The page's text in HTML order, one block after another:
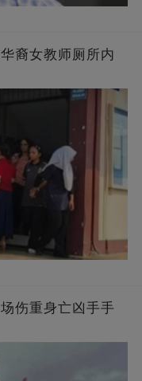
裔女教师厕所内
伤重身亡凶手手